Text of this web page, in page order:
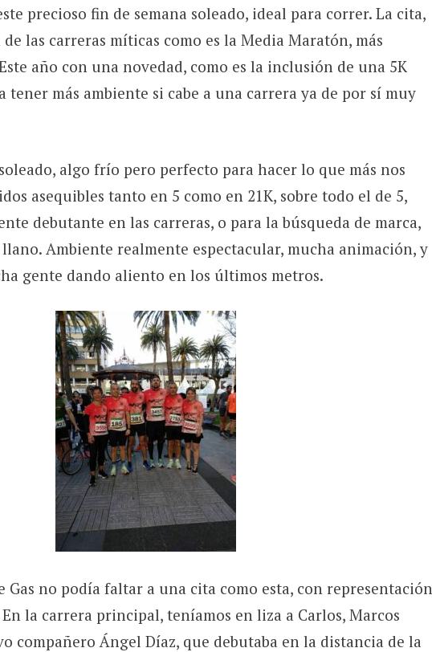
precioso fin de semana soleado, ideal para correr. La cita,
las carreras míticas como es la Media Maratón, más
año con una novedad, como es la inclusión de una 5K
tener más ambiente si cabe a una carrera ya de por sí muy
algo frío pero perfecto para hacer lo que más nos
asequibles tanto en 5 como en 21K, sobre todo el de 5,
debutante en las carreras, o para la búsqueda de marca,
Ambiente realmente espectacular, mucha animación, y
gente dando aliento en los últimos metros.
Gas no podía faltar a una cita como esta, con representación
la carrera principal, teníamos en liza a Carlos, Marcos
compañero Ángel Díaz, que debutaba en la distancia de la